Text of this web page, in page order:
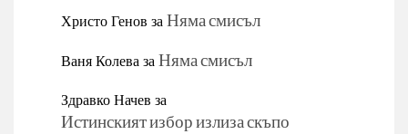
Христо ГеновзаНяма смисъл
Ваня КолевазаНяма смисъл
Здравко Начевза
Истинският избор излиза скъпо